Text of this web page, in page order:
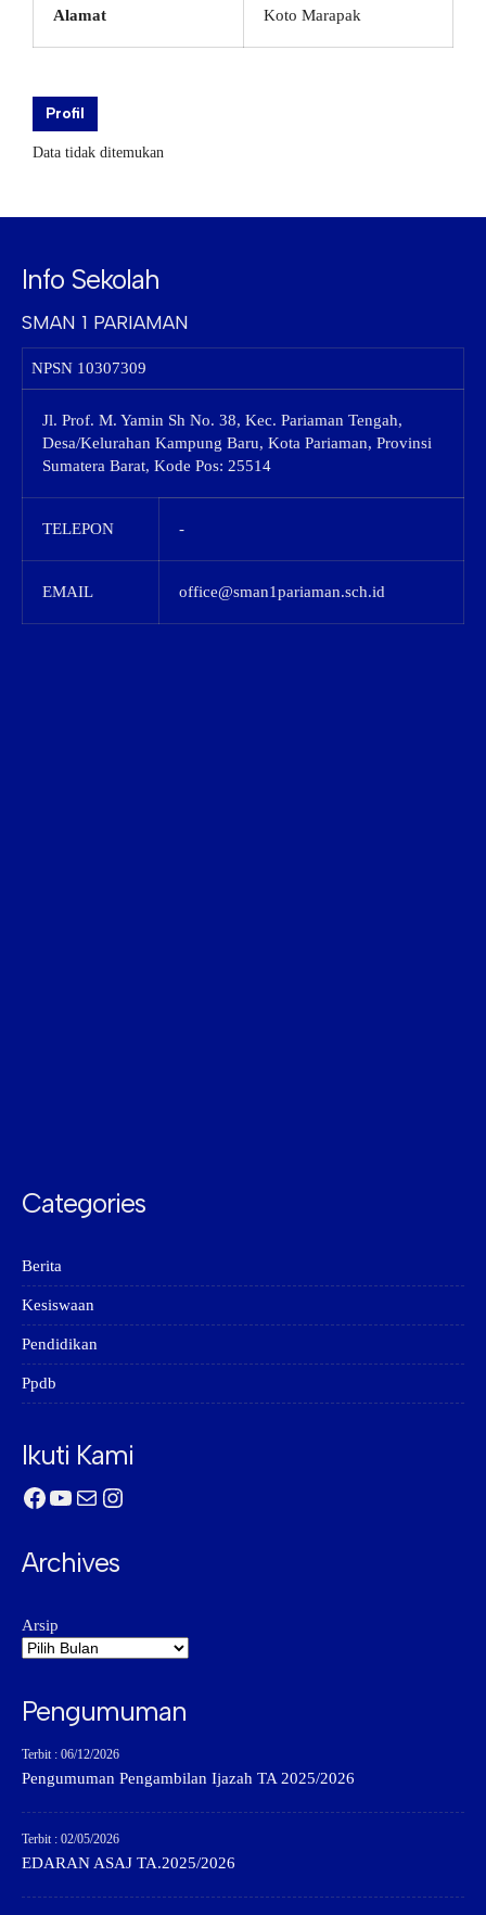
Alamat Koto Marapak
Profil
Data tidak ditemukan
Info Sekolah
SMAN 1 PARIAMAN
NPSN 10307309
Jl. Prof. M. Yamin Sh No. 38, Kec. Pariaman Tengah,
Desa/Kelurahan Kampung Baru, Kota Pariaman, Provinsi
Sumatera Barat, Kode Pos: 25514
TELEPON -
EMAIL office@sman1pariaman.sch.id
Categories
Berita
Kesiswaan
Pendidikan
Ppdb
Ikuti Kami
Facebook
YouTube
MailInstagram
Archives
Arsip
Pengumuman
Terbit : 06/12/2026
Pengumuman Pengambilan Ijazah TA 2025/2026
Terbit : 02/05/2026
EDARAN ASAJ TA.2025/2026